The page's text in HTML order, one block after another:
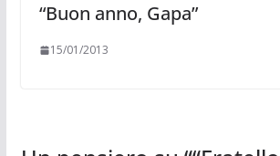
“Buon anno, Gapa”
15/01/2013